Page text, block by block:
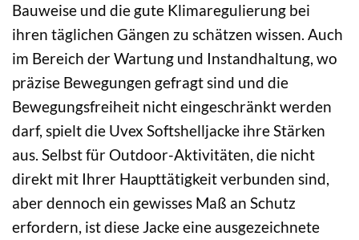
Bauweise und die gute Klimaregulierung bei
ihren täglichen Gängen zu schätzen wissen. Auch
im Bereich der Wartung und Instandhaltung, wo
präzise Bewegungen gefragt sind und die
Bewegungsfreiheit nicht eingeschränkt werden
darf, spielt die Uvex Softshelljacke ihre Stärken
aus. Selbst für Outdoor-Aktivitäten, die nicht
direkt mit Ihrer Haupttätigkeit verbunden sind,
aber dennoch ein gewisses Maß an Schutz
erfordern, ist diese Jacke eine ausgezeichnete